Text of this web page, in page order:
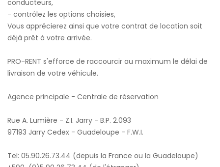
conducteurs,
- contrôlez les options choisies,
Vous apprécierez ainsi que votre contrat de location soit
déjà prêt à votre arrivée.
PRO-RENT s'efforce de raccourcir au maximum le délai de
livraison de votre véhicule.
Agence principale - Centrale de réservation
Rue A. Lumière - Z.I. Jarry - B.P. 2.093
97193 Jarry Cedex - Guadeloupe - F.W.I.
Tel: 05.90.26.73.44 (depuis la France ou la Guadeloupe)